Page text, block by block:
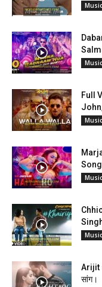
Music
Music
Full
Music
Music
Music
Arijit
सांग।